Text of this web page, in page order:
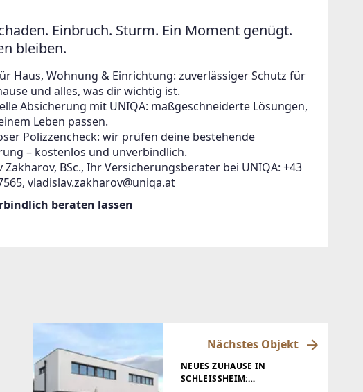
Einbruch. Sturm. Ein Moment genügt.
bleiben.
Haus, Wohnung & Einrichtung: zuverlässiger Schutz für
und alles, was dir wichtig ist.
Absicherung mit UNIQA: maßgeschneiderte Lösungen,
Leben passen.
Polizzencheck: wir prüfen deine bestehende
– kostenlos und unverbindlich.
Zakharov, BSc., Ihr Versicherungsberater bei UNIQA: +43
vladislav.zakharov@uniqa.at
beraten lassen
Nächstes Objekt
NEUES ZUHAUSE IN
SCHLEISSHEIM: D